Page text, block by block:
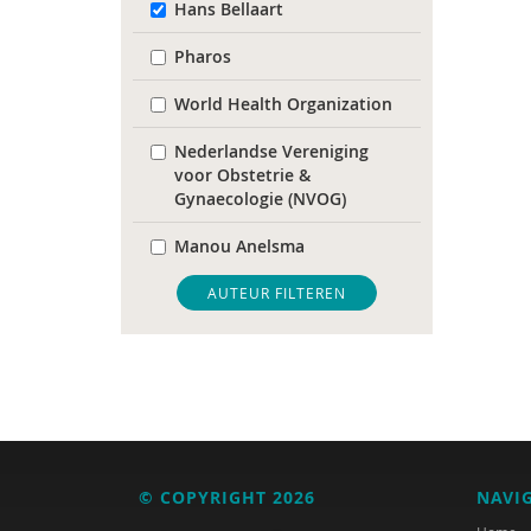
Hans Bellaart
Pharos
World Health Organization
Nederlandse Vereniging
voor Obstetrie &
Gynaecologie (NVOG)
Manou Anelsma
Phildy Asamoah
Mariam Badou
Dirck van Bekkum
AUTEUR FILTEREN
© COPYRIGHT 2026